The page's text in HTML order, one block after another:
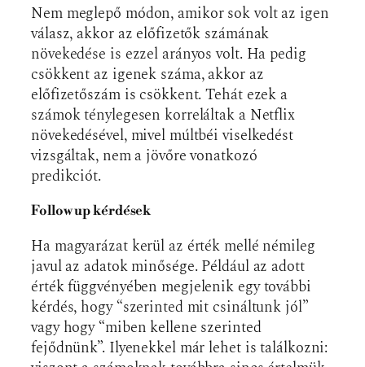
Nem meglepő módon, amikor sok volt az igen
válasz, akkor az előfizetők számának
növekedése is ezzel arányos volt. Ha pedig
csökkent az igenek száma, akkor az
előfizetőszám is csökkent. Tehát ezek a
számok ténylegesen korreláltak a Netflix
növekedésével, mivel múltbéi viselkedést
vizsgáltak, nem a jövőre vonatkozó
predikciót.
Follow up kérdések
Ha magyarázat kerül az érték mellé némileg
javul az adatok minősége. Például az adott
érték függvényében megjelenik egy további
kérdés, hogy “szerinted mit csináltunk jól”
vagy hogy “miben kellene szerinted
fejődnünk”. Ilyenekkel már lehet is találkozni: